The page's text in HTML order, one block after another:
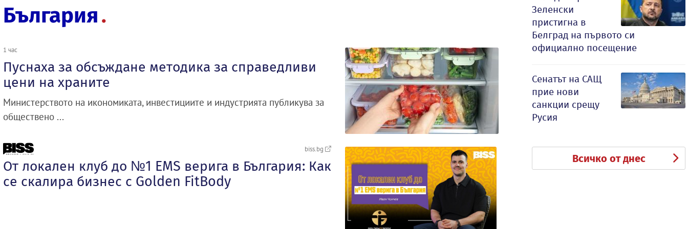
България
1 час
Пуснаха за обсъждане методика за справедливи
цени на храните
Министерството на икономиката, инвестициите и индустрията публикува за
обществено ...
biss.bg
От локален клуб до №1 EMS верига в България: Как
се скалира бизнес с Golden FitBody
Зеленски
пристигна в
Белград на първото си
официално посещение
Сенатът на САЩ
прие нови
санкции срещу
Русия
Всичко от днес